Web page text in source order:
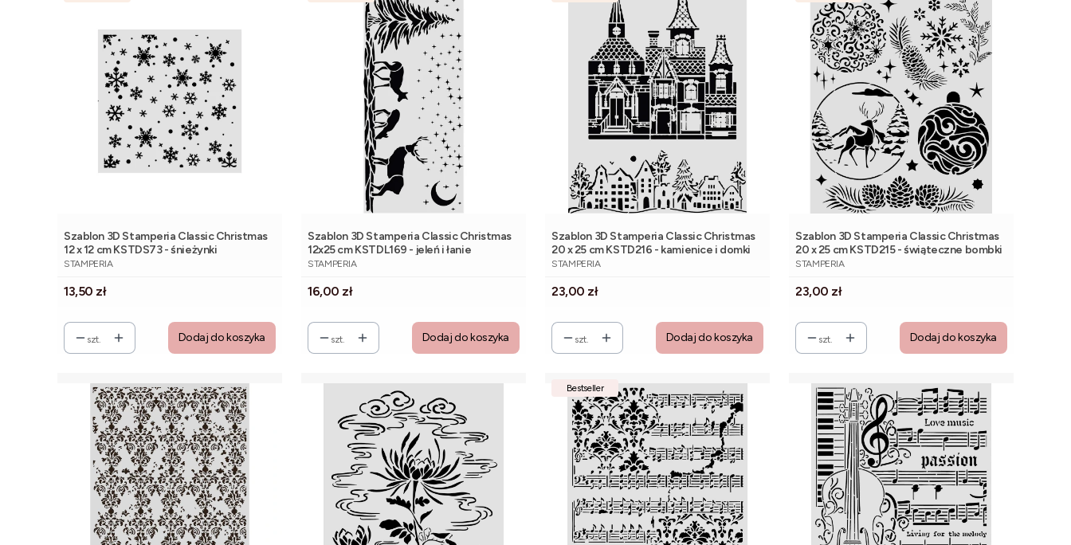
Szablon 3D Stamperia Classic Christmas
12 x 12 cm KSTDS73 - śnieżynki
PRODUCENT
STAMPERIA
Cena
13,50 zł
szt. Dodaj do koszyka
Szablon 3D Stamperia Classic Christmas
12x25 cm KSTDL169 - jeleń i łanie
PRODUCENT
STAMPERIA
Cena
16,00 zł
szt. Dodaj do koszyka
Szablon 3D Stamperia Classic Christmas
20 x 25 cm KSTD216 - kamienice i domki
PRODUCENT
STAMPERIA
Cena
23,00 zł
szt. Dodaj do koszyka
Szablon 3D Stamperia Classic Christmas
20 x 25 cm KSTD215 - świąteczne bombki
PRODUCENT
STAMPERIA
Cena
23,00 zł
szt. Dodaj do koszyka
Bestseller